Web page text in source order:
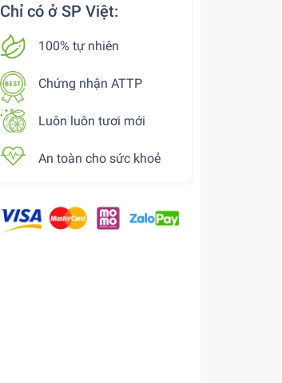
Chỉ có ở SP Việt:
100% tự nhiên
Chứng nhận ATTP
Luôn luôn tươi mới
An toàn cho sức khoẻ